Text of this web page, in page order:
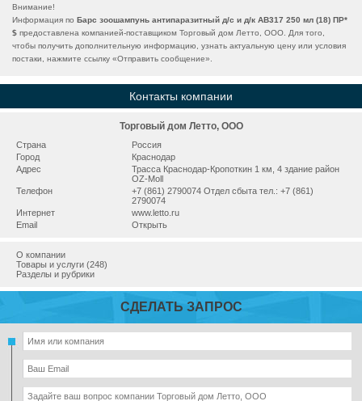
Внимание!
Информация по Барс зоошампунь антипаразитный д/с и д/к АВ317 250 мл (18) ПР*
$ предоставлена компанией-поставщиком Торговый дом Летто, ООО. Для того,
чтобы получить дополнительную информацию, узнать актуальную цену или условия
постаки, нажмите ссылку «Отправить сообщение».
Контакты компании
Торговый дом Летто, ООО
Страна
Россия
Город
Краснодар
Адрес
Трасса Краснодар-Кропоткин 1 км, 4 здание район
OZ-Moll
Телефон
+7 (861) 2790074 Отдел сбыта тел.: +7 (861)
2790074
Интернет
www.letto.ru
Email
Открыть
О компании
Товары и услуги (248)
Разделы и рубрики
СДЕЛАТЬ ЗАПРОС